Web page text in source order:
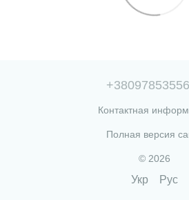
Контактная
Полная версия
© 2026
Укр Рус